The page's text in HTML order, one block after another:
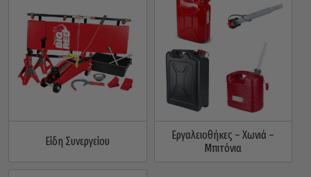
Είδη Συνεργείου
Εργαλειοθήκες – Χωνιά –
Μπιτόνια